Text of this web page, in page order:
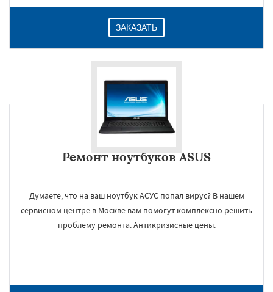
ЗАКАЗАТЬ
Ремонт ноутбуков ASUS
Думаете, что на ваш ноутбук АСУС попал вирус? В нашем
сервисном центре в Москве вам помогут комплексно решить
проблему ремонта. Антикризисные цены.